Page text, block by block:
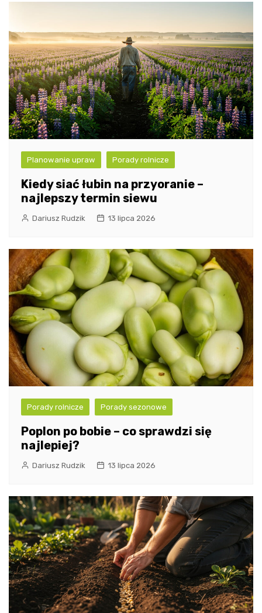
Planowanie upraw Porady rolnicze
Kiedy siać łubin na przyoranie –
najlepszy termin siewu
Dariusz Rudzik 13 lipca 2026
Porady rolnicze Porady sezonowe
Poplon po bobie – co sprawdzi się
najlepiej?
Dariusz Rudzik 13 lipca 2026